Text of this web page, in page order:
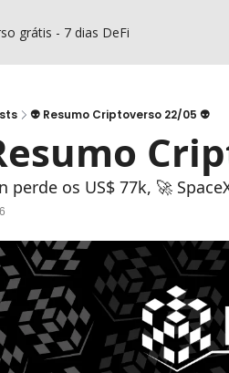
grátis - 7 dias DeFi
👽 Resumo Criptoverso 22/05 👽
perde os US$ 77k, 🚀